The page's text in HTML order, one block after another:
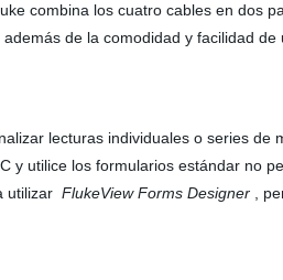
combina los cuatro cables en dos
de la comodidad y facilidad
lecturas individuales o series de
y utilice los formularios estándar no
utilizar FlukeView Forms Designer
,